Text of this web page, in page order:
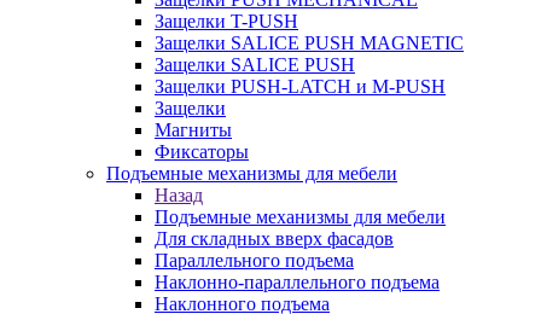
Защелки T-PUSH
Защелки SALICE PUSH MAGNETIC
Защелки SALICE PUSH
Защелки PUSH-LATCH и M-PUSH
Защелки
Магниты
Фиксаторы
Подъемные механизмы для мебели
Назад
Подъемные механизмы для мебели
Для складных вверх фасадов
Параллельного подъема
Наклонно-параллельного подъема
Наклонного подъема